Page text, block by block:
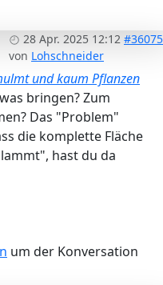
28 Apr. 2025 12:12 #36075
von Lohschneider
und kaum Pflanzen
bringen? Zum
Das "Problem"
die komplette Fläche
hast du da
um der Konversation